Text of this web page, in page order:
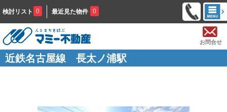
検討リスト 0 最近見た物件 0
お問合せ
近鉄名古屋線 長太ノ浦駅